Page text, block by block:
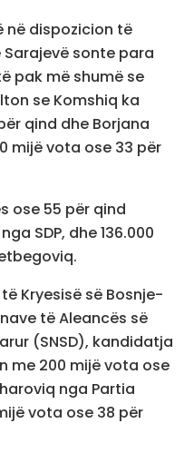
në dispozicion të
Sarajevë sonte para
pak më shumë se
se Komshiq ka
qind dhe Borjana
mijë vota ose 33 për
ose 55 për qind
SDP, dhe 136.000
Kryesisë së Bosnje-
të Aleancës së
(SNSD), kandidatja
me 200 mijë vota ose
nga Partia
vota ose 38 për